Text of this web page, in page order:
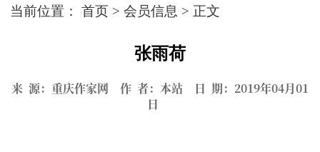
当前位置：首页 >会员信息 > 正文
张雨荷
来 源：重庆作家网 作 者：本站 日 期：2019年04月01
日